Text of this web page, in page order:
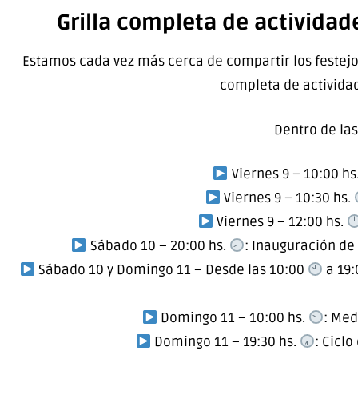
Grilla completa de
Estamos cada vez más cerca de compartir los
completa de
Dentro de
Viernes 9 – 10:00
Viernes 9 – 10:30 hs.
Viernes 9 – 12:00 hs.
Sábado 10 – 20:00 hs.
: Inauguración
Sábado 10 y Domingo 11 – Desde las 10:00
a
Domingo 11 – 10:00 hs.
:
Domingo 11 – 19:30 hs.
: